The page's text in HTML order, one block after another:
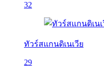
32
ทัวร์สแกนดิเนเวีย
29